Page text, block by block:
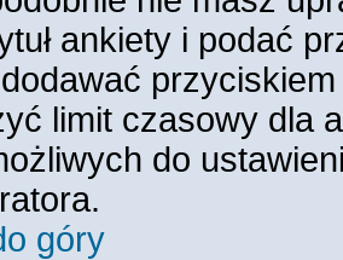
ankiety i podać
limit czasowy dla
do
góry